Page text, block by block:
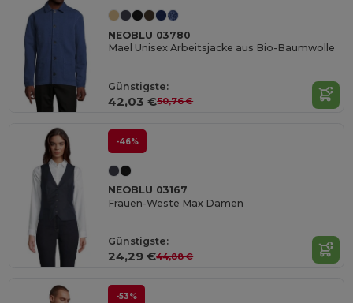
NEOBLU 03780
Mael Unisex Arbeitsjacke aus Bio-Baumwolle
Günstigste:
42,03 €50,76 €
-46%
NEOBLU 03167
Frauen-Weste Max Damen
Günstigste:
24,29 €44,88 €
-53%